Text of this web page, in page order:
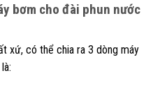
bơm cho đài phun nước
xứ, có thể chia ra 3 dòng máy